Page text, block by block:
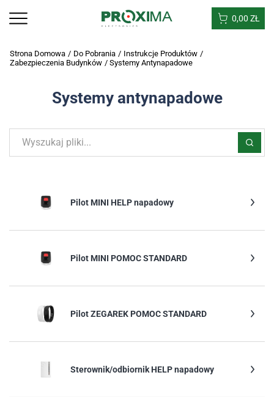
0,00 ZŁ
Strona Domowa / Do Pobrania / Instrukcje Produktów /
Zabezpieczenia Budynków / Systemy Antynapadowe
Systemy antynapadowe
Pilot MINI HELP napadowy
Pilot MINI POMOC STANDARD
Pilot ZEGAREK POMOC STANDARD
Sterownik/odbiornik HELP napadowy